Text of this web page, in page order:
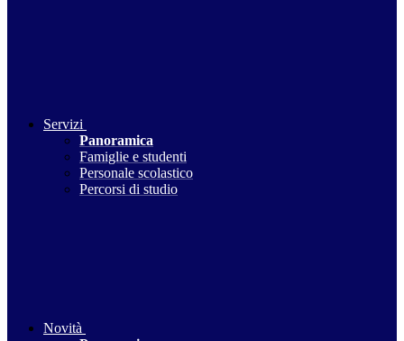
Servizi
Panoramica
Famiglie e studenti
Personale scolastico
Percorsi di studio
Novità